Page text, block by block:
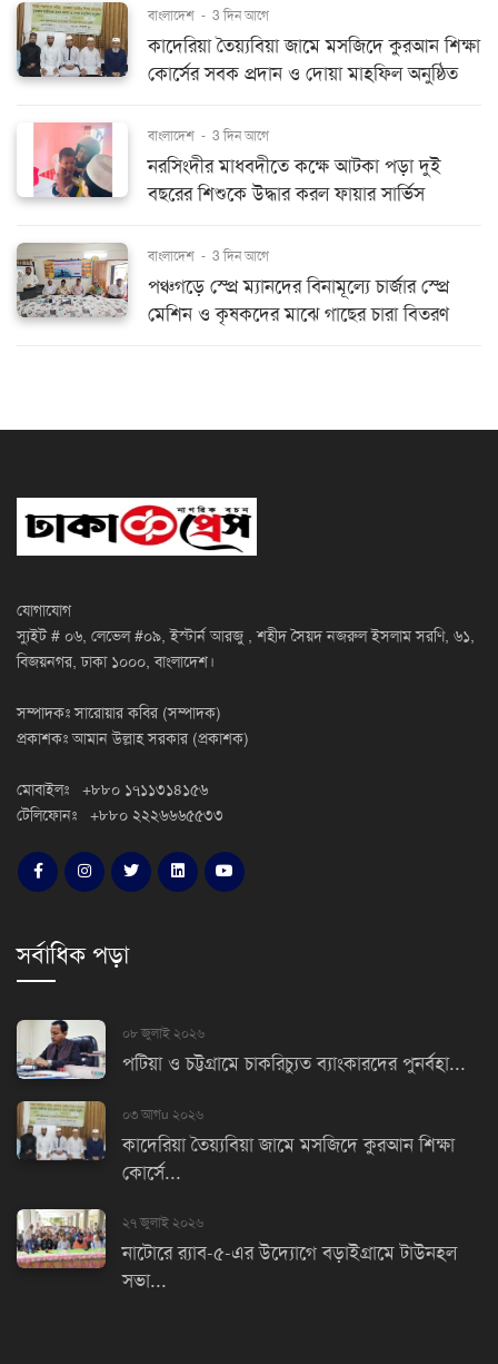
বাংলাদেশ - 3 দিন আগে
কাদেরিয়া তৈয়্যবিয়া জামে মসজিদে কুরআন শিক্ষা
কোর্সের সবক প্রদান ও দোয়া মাহফিল অনুষ্ঠিত
বাংলাদেশ - 3 দিন আগে
নরসিংদীর মাধবদীতে কক্ষে আটকা পড়া দুই
বছরের শিশুকে উদ্ধার করল ফায়ার সার্ভিস
বাংলাদেশ - 3 দিন আগে
পঞ্চগড়ে স্প্রে ম্যানদের বিনামূল্যে চার্জার স্প্রে
মেশিন ও কৃষকদের মাঝে গাছের চারা বিতরণ
যোগাযোগ
স্যুইট # ০৬, লেভেল #০৯, ইস্টার্ন আরজু , শহীদ সৈয়দ নজরুল ইসলাম সরণি, ৬১,
বিজয়নগর, ঢাকা ১০০০, বাংলাদেশ।
সম্পাদকঃ সারোয়ার কবির (সম্পাদক)
প্রকাশকঃ আমান উল্লাহ সরকার (প্রকাশক)
মোবাইলঃ +৮৮০ ১৭১১৩১৪১৫৬
টেলিফোনঃ +৮৮০ ২২২৬৬৬৫৫৩৩
সর্বাধিক পড়া
০৮ জুলাই ২০২৬
পটিয়া ও চট্টগ্রামে চাকরিচ্যুত ব্যাংকারদের পুনর্বহা...
০৩ আগu ২০২৬
কাদেরিয়া তৈয়্যবিয়া জামে মসজিদে কুরআন শিক্ষা
কোর্সে...
২৭ জুলাই ২০২৬
নাটোরে র‌্যাব-৫-এর উদ্যোগে বড়াইগ্রামে টাউনহল
সভা...